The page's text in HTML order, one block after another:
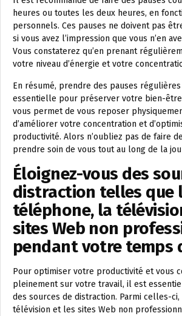
heures ou toutes les deux heures, en
personnels. Ces pauses ne doivent pas
si vous avez l’impression que vous n’en
Vous constaterez qu’en prenant
votre niveau d’énergie et votre
En résumé, prendre des pauses
essentielle pour préserver votre bien-être
vous permet de vous reposer
d’améliorer votre concentration et
productivité. Alors n’oubliez pas de faire
prendre soin de vous tout au long de la
Éloignez-vous des
distraction telles que
téléphone, la
sites Web non
pendant votre temps
Pour optimiser votre productivité et vous
pleinement sur votre travail, il est
des sources de distraction. Parmi celles-
télévision et les sites Web non